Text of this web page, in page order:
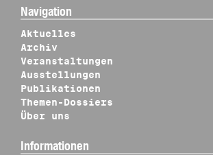
Navigation
Aktuelles
Archiv
Veranstaltungen
Ausstellungen
Publikationen
Themen-Dossiers
Über uns
Informationen